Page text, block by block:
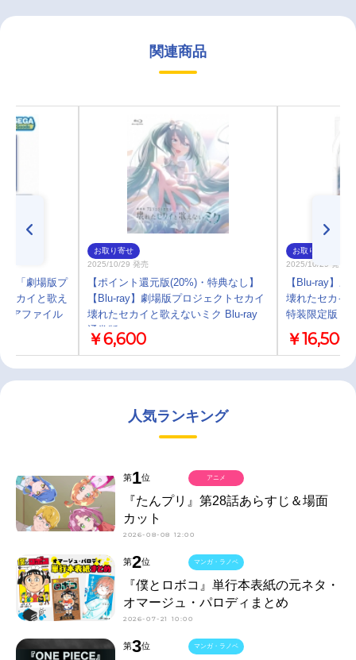
関連商品
】「劇場版プ
セカイと歌え
アファイル
お取り寄せ
2025/10/29 発売
【ポイント還元版(20%)・特典なし】
【Blu-ray】劇場版プロジェクトセカイ
壊れたセカイと歌えないミク Blu-ray
通常版
￥6,600
お取り寄せ
2025/10/29 発売
【Blu-ray】
壊れたセカイ
特装限定版
￥16,500
人気ランキング
第1位
『たんプリ』第28話あらすじ＆場面
カット
2026-08-08 12:00
アニメ
第2位
『僕とロボコ』単行本表紙の元ネタ・
オマージュ・パロディまとめ
2026-07-21 10:00
マンガ・ラノベ
第3位 マンガ・ラノベ